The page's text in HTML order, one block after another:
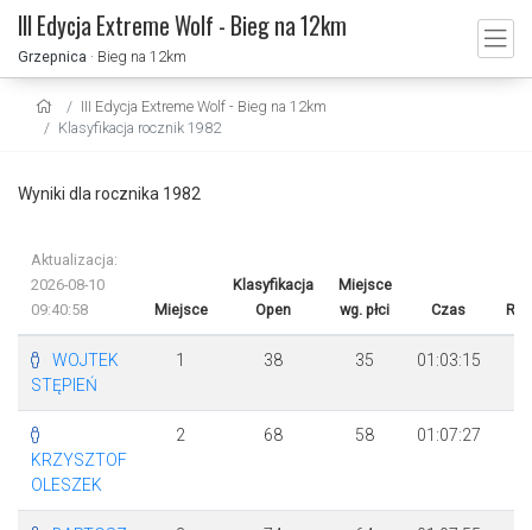
III Edycja Extreme Wolf - Bieg na 12km
Grzepnica · Bieg na 12km
III Edycja Extreme Wolf - Bieg na 12km
Klasyfikacja rocznik 1982
Wyniki dla rocznika 1982
Aktualizacja:
2026-08-10
09:40:58
Miejsce
Klasyfikacja
Open
Miejsce
wg. płci
Czas
WOJTEK
STĘPIEŃ
1 38 35 01:03:15
KRZYSZTOF
OLESZEK
2 68 58 01:07:27